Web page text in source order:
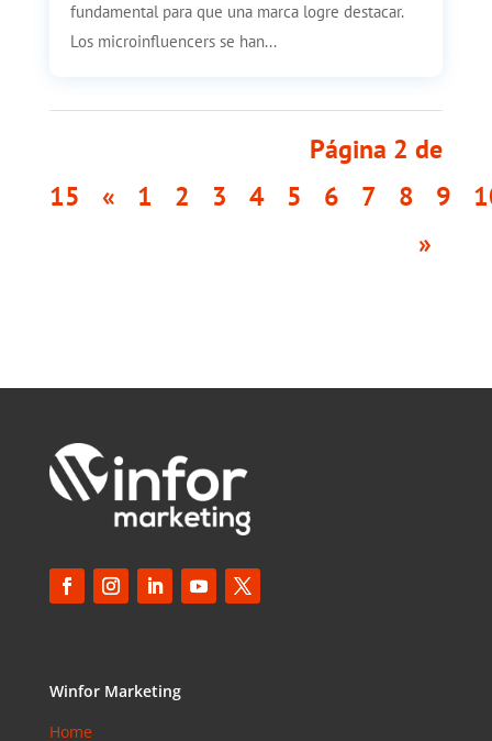
fundamental para que una marca logre destacar.
Los microinfluencers se han...
Página 2 de
15
« 1 2 3 4 5 6 7 8 9
»
Winfor Marketing
Home